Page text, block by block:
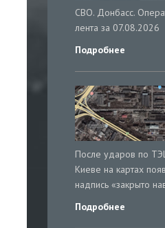
СВО. Донбасс.
лента за 07.08.2026
Подробнее
После ударов по
Киеве на картах
надпись «закрыто
Подробнее